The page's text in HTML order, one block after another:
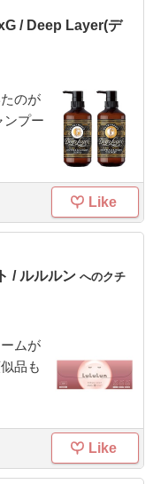
/ Deep Layer(デ
のが
ンプー
Like
/ ルルルン へのクチ
ムが
品も
Like